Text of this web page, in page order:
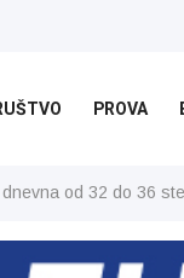
PROVA
od 32 do 36